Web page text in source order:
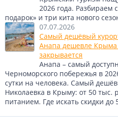
2026 года. Разбираем
подарок» и три кита нового
07.07.2026
Самый дешёвый
Анапа дешевле Крыма
закрывается
Анапа – самый
Черноморского побережья в
сутки на человека. Самый
Николаевка в Крыму: от 50 тыс.
питанием. Где искать скидки до